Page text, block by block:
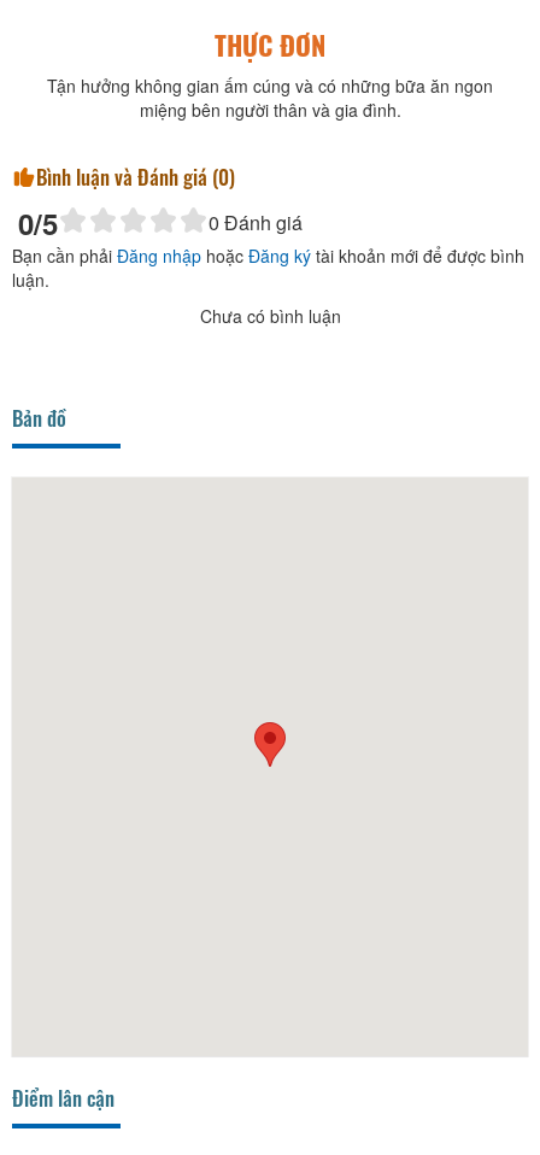
THỰC ĐƠN
Tận hưởng không gian ấm cúng và có những bữa ăn ngon
miệng bên người thân và gia đình.
Bình luận và Đánh giá (0)
0/5 0 Đánh giá
Bạn cần phải Đăng nhập hoặc Đăng ký tài khoản mới để được bình
luận.
Chưa có bình luận
Bản đồ
Điểm lân cận